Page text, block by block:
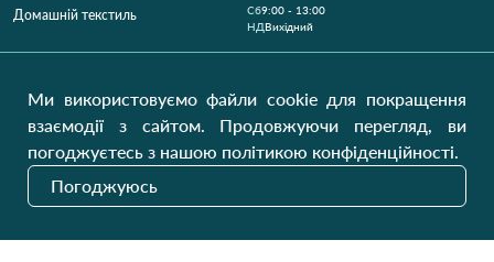
Домашній текстиль
Cб9:00 - 13:00
НДВихідний
Наші оновлення
Ми використовуємо файли cookie для покращення
взаємодії з сайтом. Продовжуючи перегляд, ви
погоджуєтесь з нашою політикою конфіденційності.
Погоджуюсь